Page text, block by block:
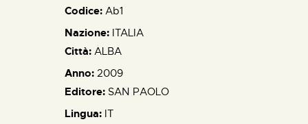
Codice: Ab1
Nazione: ITALIA
Città: ALBA
Anno: 2009
Editore: SAN PAOLO
Lingua: IT